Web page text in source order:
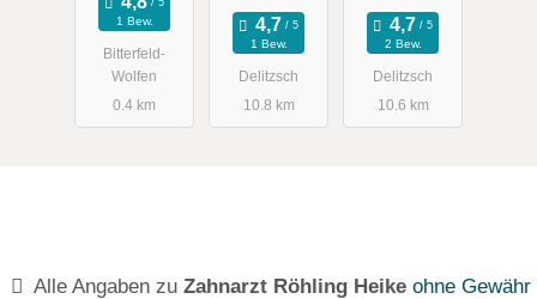
1 Bew.
Bitterfeld-
Wolfen
0.4 km
1 Bew.
Delitzsch
10.8 km
2 Bew.
Delitzsch
10.6 km
Alle Angaben zuZahnarzt Röhling Heike ohne Gewähr